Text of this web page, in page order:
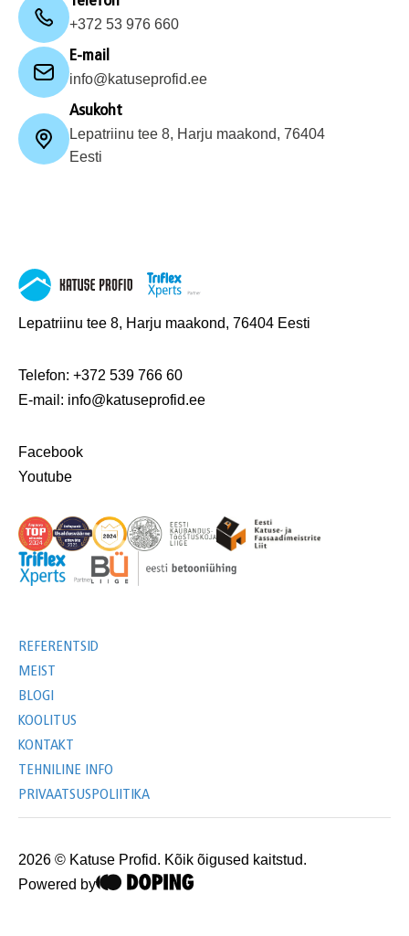
+372 53 976 660
E-mail
info@katuseprofid.ee
Asukoht
Lepatriinu tee 8, Harju maakond, 76404
Eesti
Lepatriinu tee 8, Harju maakond, 76404 Eesti
Telefon: +372 539 766 60
E-mail: info@katuseprofid.ee
Facebook
Youtube
REFERENTSID
MEIST
BLOGI
KOOLITUS
KONTAKT
TEHNILINE INFO
PRIVAATSUSPOLIITIKA
2026 © Katuse Profid. Kõik õigused kaitstud.
Powered by